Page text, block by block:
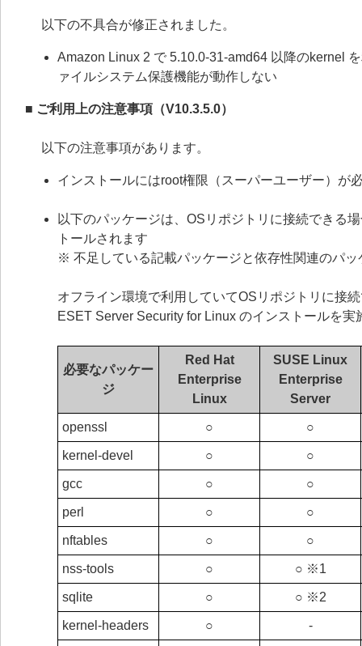
以下の不具合が修正されました。
Amazon Linux 2 で 5.10.0-31-amd64 以降のkernel
ァイルシステム保護機能が動作しない
■ ご利用上の注意事項（V10.3.5.0）
以下の注意事項があります。
インストールにはroot権限（スーパーユーザー）が
以下のパッケージは、OSリポジトリに接続できる
トールされます
※ 不足している記載パッケージと依存性関連のパ
オフライン環境で利用していてOSリポジトリに接
ESET Server Security for Linux のインストールを実
必要なパッケー
ジ
Red Hat
Enterprise
Linux
SUSE Linux
Enterprise
Server
openssl ○ ○
kernel-devel ○ ○
gcc ○ ○
perl ○ ○
nftables ○ ○
nss-tools ○ ○ ※1
sqlite ○ ○ ※2
kernel-headers ○ ‐